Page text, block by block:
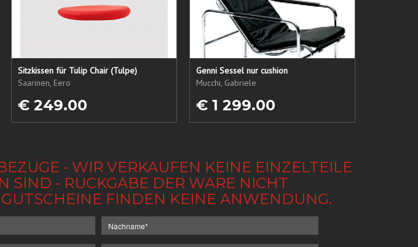
Sitzkissen für Tulip Chair (Tulpe)
Saarinen, Eero
€ 249.00
Genni Sessel nur cushion
Mucchi, Gabriele
€ 1 299.00
- WIR VERKAUFEN KEINE EINZELTEILE
SIND - RÜCKGABE DER WARE NICHT
FINDEN KEINE ANWENDUNG.